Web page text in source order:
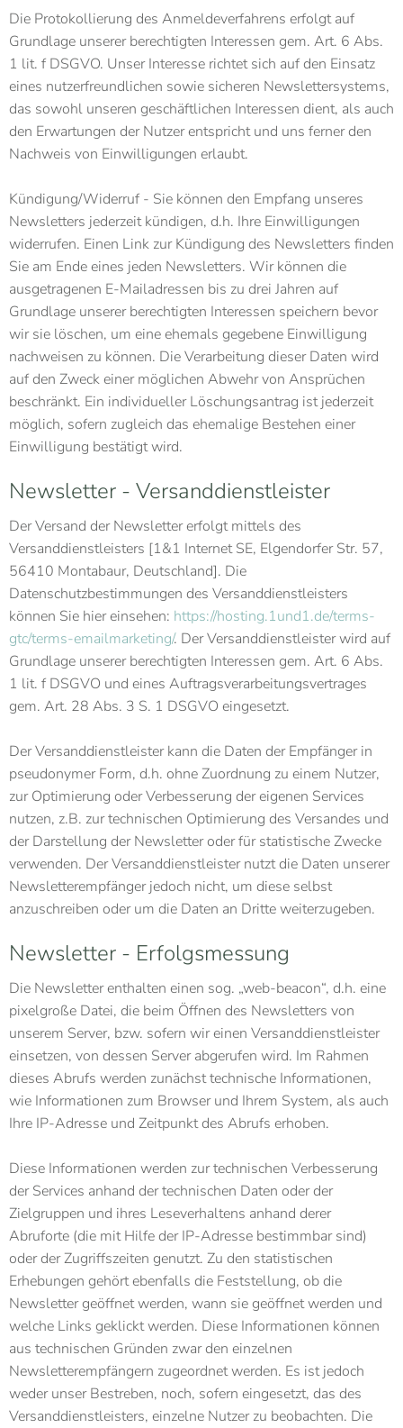
Die Protokollierung des Anmeldeverfahrens erfolgt auf
Grundlage unserer berechtigten Interessen gem. Art. 6 Abs.
1 lit. f DSGVO. Unser Interesse richtet sich auf den Einsatz
eines nutzerfreundlichen sowie sicheren Newslettersystems,
das sowohl unseren geschäftlichen Interessen dient, als auch
den Erwartungen der Nutzer entspricht und uns ferner den
Nachweis von Einwilligungen erlaubt.
Kündigung/Widerruf - Sie können den Empfang unseres
Newsletters jederzeit kündigen, d.h. Ihre Einwilligungen
widerrufen. Einen Link zur Kündigung des Newsletters finden
Sie am Ende eines jeden Newsletters. Wir können die
ausgetragenen E-Mailadressen bis zu drei Jahren auf
Grundlage unserer berechtigten Interessen speichern bevor
wir sie löschen, um eine ehemals gegebene Einwilligung
nachweisen zu können. Die Verarbeitung dieser Daten wird
auf den Zweck einer möglichen Abwehr von Ansprüchen
beschränkt. Ein individueller Löschungsantrag ist jederzeit
möglich, sofern zugleich das ehemalige Bestehen einer
Einwilligung bestätigt wird.
Newsletter - Versanddienstleister
Der Versand der Newsletter erfolgt mittels des
Versanddienstleisters [1&1 Internet SE, Elgendorfer Str. 57,
56410 Montabaur, Deutschland]. Die
Datenschutzbestimmungen des Versanddienstleisters
können Sie hier einsehen: https://hosting.1und1.de/terms-
gtc/terms-emailmarketing/. Der Versanddienstleister wird auf
Grundlage unserer berechtigten Interessen gem. Art. 6 Abs.
1 lit. f DSGVO und eines Auftragsverarbeitungsvertrages
gem. Art. 28 Abs. 3 S. 1 DSGVO eingesetzt.
Der Versanddienstleister kann die Daten der Empfänger in
pseudonymer Form, d.h. ohne Zuordnung zu einem Nutzer,
zur Optimierung oder Verbesserung der eigenen Services
nutzen, z.B. zur technischen Optimierung des Versandes und
der Darstellung der Newsletter oder für statistische Zwecke
verwenden. Der Versanddienstleister nutzt die Daten unserer
Newsletterempfänger jedoch nicht, um diese selbst
anzuschreiben oder um die Daten an Dritte weiterzugeben.
Newsletter - Erfolgsmessung
Die Newsletter enthalten einen sog. „web-beacon“, d.h. eine
pixelgroße Datei, die beim Öffnen des Newsletters von
unserem Server, bzw. sofern wir einen Versanddienstleister
einsetzen, von dessen Server abgerufen wird. Im Rahmen
dieses Abrufs werden zunächst technische Informationen,
wie Informationen zum Browser und Ihrem System, als auch
Ihre IP-Adresse und Zeitpunkt des Abrufs erhoben.
Diese Informationen werden zur technischen Verbesserung
der Services anhand der technischen Daten oder der
Zielgruppen und ihres Leseverhaltens anhand derer
Abruforte (die mit Hilfe der IP-Adresse bestimmbar sind)
oder der Zugriffszeiten genutzt. Zu den statistischen
Erhebungen gehört ebenfalls die Feststellung, ob die
Newsletter geöffnet werden, wann sie geöffnet werden und
welche Links geklickt werden. Diese Informationen können
aus technischen Gründen zwar den einzelnen
Newsletterempfängern zugeordnet werden. Es ist jedoch
weder unser Bestreben, noch, sofern eingesetzt, das des
Versanddienstleisters, einzelne Nutzer zu beobachten. Die